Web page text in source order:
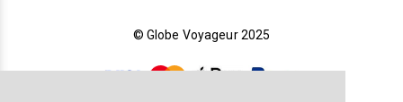
© Globe Voyageur 2025